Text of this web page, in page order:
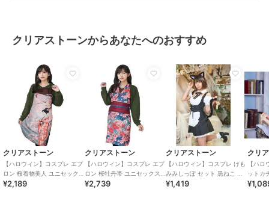
クリアストーンからあなたへのおすすめ
クリアストーン
【ハロウィン】コスプレ エプ
ロン 桜着物美人 ユニセック
ス ピンク
¥2,189
クリアストーン
【ハロウィン】コスプレ エプ
ロン 桜牡丹帯 ユニセックス
ブルー
¥2,739
クリアストーン
【ハロウィン】コスプレ けも
みみしっぽ セット 黒ねこ ユ
ニセックス ブラック
¥1,419
クリ
【ハ
ットカ
ピンク